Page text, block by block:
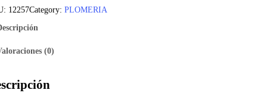
12257Category: PLOMERIA
(0)